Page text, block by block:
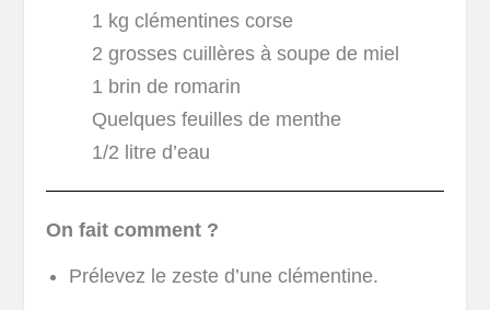
1 kg clémentines corse
2 grosses cuillères à soupe de miel
1 brin de romarin
Quelques feuilles de menthe
1/2 litre d’eau
On fait comment ?
Prélevez le zeste d’une clémentine.